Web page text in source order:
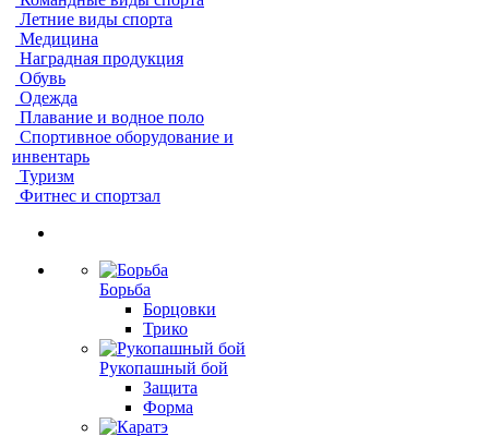
Летние виды спорта
Медицина
Наградная продукция
Обувь
Одежда
Плавание и водное поло
Спортивное оборудование и
инвентарь
Туризм
Фитнес и спортзал
Борьба
Борцовки
Трико
Рукопашный бой
Защита
Форма